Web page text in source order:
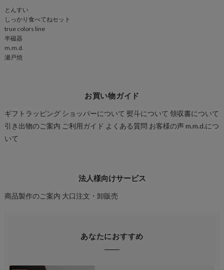
とんすい
しっかり食べてねセット
true colors line
半磁器
m.m.d.
瀬戸焼
お買い物ガイド
ギフトラッピング ショッパーについて 熨斗について 領収書について
引き出物のご案内 ご利用ガイド よくある質問 お客様の声m.m.d.につ
いて
法人様向けサービス
商品製作のご案内 大口注文・卸販売
あなたにおすすめ